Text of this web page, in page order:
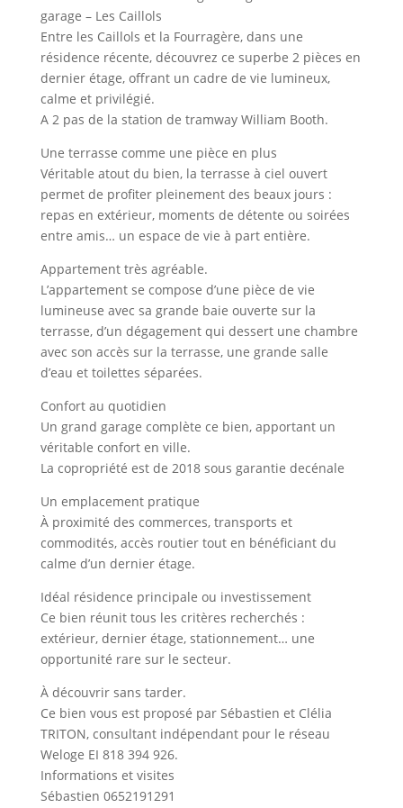
garage – Les Caillols
Entre les Caillols et la Fourragère, dans une
résidence récente, découvrez ce superbe 2 pièces en
dernier étage, offrant un cadre de vie lumineux,
calme et privilégié.
A 2 pas de la station de tramway William Booth.
Une terrasse comme une pièce en plus
Véritable atout du bien, la terrasse à ciel ouvert
permet de profiter pleinement des beaux jours :
repas en extérieur, moments de détente ou soirées
entre amis… un espace de vie à part entière.
Appartement très agréable.
L’appartement se compose d’une pièce de vie
lumineuse avec sa grande baie ouverte sur la
terrasse, d’un dégagement qui dessert une chambre
avec son accès sur la terrasse, une grande salle
d’eau et toilettes séparées.
Confort au quotidien
Un grand garage complète ce bien, apportant un
véritable confort en ville.
La copropriété est de 2018 sous garantie decénale
Un emplacement pratique
À proximité des commerces, transports et
commodités, accès routier tout en bénéficiant du
calme d’un dernier étage.
Idéal résidence principale ou investissement
Ce bien réunit tous les critères recherchés :
extérieur, dernier étage, stationnement… une
opportunité rare sur le secteur.
À découvrir sans tarder.
Ce bien vous est proposé par Sébastien et Clélia
TRITON, consultant indépendant pour le réseau
Weloge EI 818 394 926.
Informations et visites
Sébastien 0652191291